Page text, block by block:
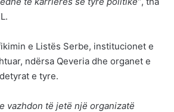
e Listës Serbe, institucionet e
ndërsa Qeveria dhe organet e
e tyre.
vazhdon të jetë një organizatë